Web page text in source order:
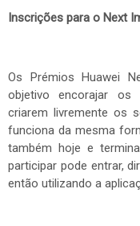
Inscrições para o Next
Os Prémios Huawei
objetivo encorajar
criarem livremente os
funciona da mesma
também hoje e
participar pode entrar,
então utilizando a